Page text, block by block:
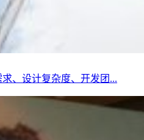
、设计复杂度、开发团...